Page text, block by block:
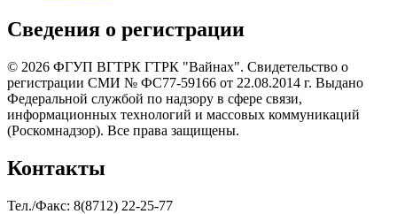
Сведения о регистрации
© 2026 ФГУП ВГТРК ГТРК "Вайнах". Свидетельство о
регистрации СМИ № ФС77-59166 от 22.08.2014 г. Выдано
Федеральной службой по надзору в сфере связи,
информационных технологий и массовых коммуникаций
(Роскомнадзор). Все права защищены.
Контакты
Тел./Факс: 8(8712) 22-25-77